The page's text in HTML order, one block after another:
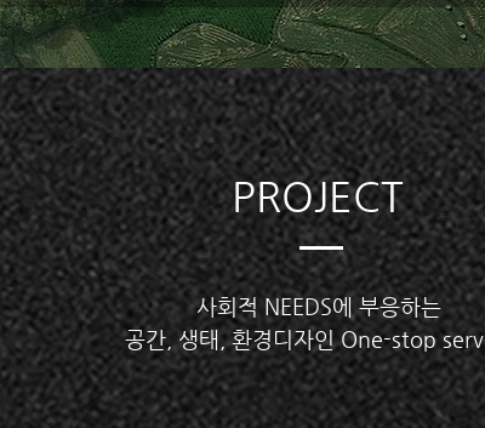
PROJECT
사회적 NEEDS에 부응하는
공간, 생태, 환경디자인 One-stop